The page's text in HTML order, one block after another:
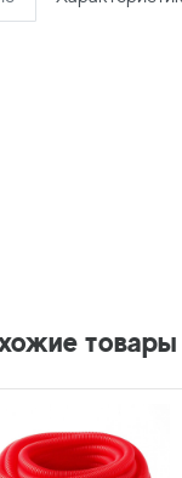
товары